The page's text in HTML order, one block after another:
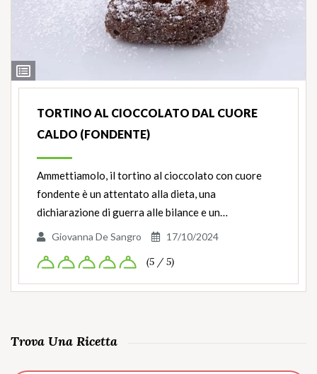
Ingredienti
TORTINO AL CIOCCOLATO DAL CUORE
CALDO (FONDENTE)
Ammettiamolo, il tortino al cioccolato con cuore
fondente è un attentato alla dieta, una
dichiarazione di guerra alle bilance e un…
Giovanna De Sangro 17/10/2024
(5 / 5)
Trova Una Ricetta